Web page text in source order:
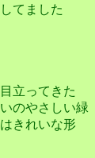
てました
立ってきた
のやさしい緑
きれいな形